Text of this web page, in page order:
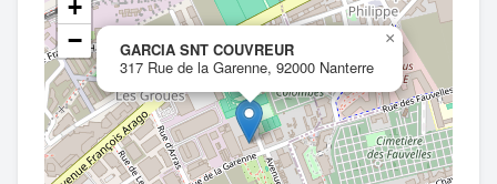
GARCIA SNT COUVREUR
317 Rue de la Garenne, 92000 Nanterre
×
+
−